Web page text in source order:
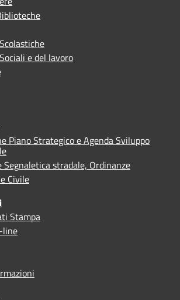
e del lavoro
Piano Strategico e Agenda Sviluppo
Segnaletica stradale, Ordinanze
Civile
Stampa
line